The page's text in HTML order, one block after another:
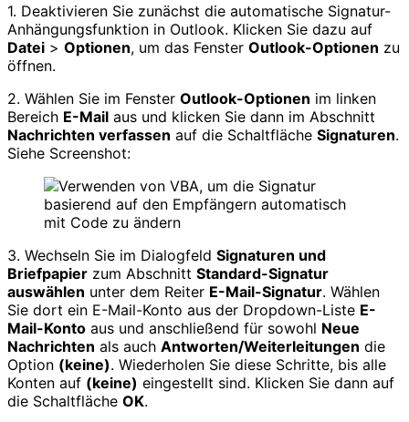
1. Deaktivieren Sie zunächst die automatische Signatur-
Anhängungsfunktion in Outlook. Klicken Sie dazu auf
Datei > Optionen, um das Fenster Outlook-Optionen zu
öffnen.
2. Wählen Sie im Fenster Outlook-Optionen im linken
Bereich E-Mail aus und klicken Sie dann im Abschnitt
Nachrichten verfassen auf die Schaltfläche Signaturen.
Siehe Screenshot:
3. Wechseln Sie im Dialogfeld Signaturen und
Briefpapier zum Abschnitt Standard-Signatur
auswählen unter dem Reiter E-Mail-Signatur. Wählen
Sie dort ein E-Mail-Konto aus der Dropdown-Liste E-
Mail-Konto aus und anschließend für sowohl Neue
Nachrichten als auch Antworten/Weiterleitungen die
Option (keine). Wiederholen Sie diese Schritte, bis alle
Konten auf (keine) eingestellt sind. Klicken Sie dann auf
die Schaltfläche OK.